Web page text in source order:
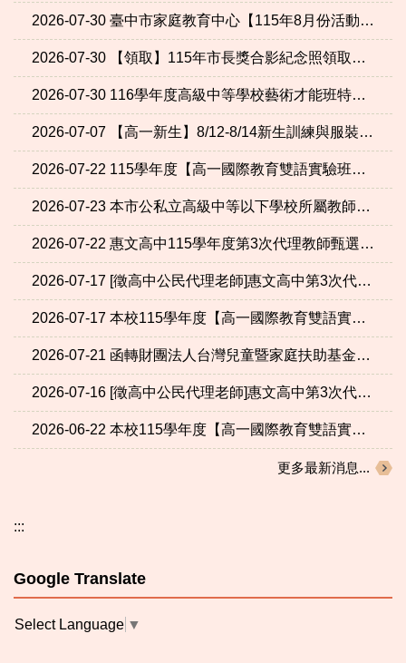
2026-07-30 臺中市家庭教育中心【115年8月份活動一覽表】
2026-07-30 【領取】115年市長獎合影紀念照領取通知
2026-07-30 116學年度高級中等學校藝術才能班特色招生甄選入學國中教育會考錄取門檻調整申請通過學校一覽表
2026-07-07 【高一新生】8/12-8/14新生訓練與服裝資訊
2026-07-22 115學年度【高一國際教育雙語實驗班名單公告】
2026-07-23 本市公私立高級中等以下學校所屬教師免費法律諮詢服務
2026-07-22 惠文高中115學年度第3次代理教師甄選第3次招考錄取名單公告
2026-07-17 [徵高中公民代理老師]惠文高中第3次代理教師甄選續辦第3次招考公告
2026-07-17 本校115學年度【高一國際教育雙語實驗班甄選須知及甄選名單】
2026-07-21 函轉財團法人台灣兒童暨家庭扶助基金會115學年度第1學期期「韌世代獎助學金」申請訊息，請依限提出申請，請查照。
2026-07-16 [徵高中公民代理老師]惠文高中第3次代理教師甄選第2次招考公告
2026-06-22 本校115學年度【高一國際教育雙語實驗班甄選報名資訊】(報名至7/16截止)
更多最新消息...
:::
Google Translate
Select Language ▼